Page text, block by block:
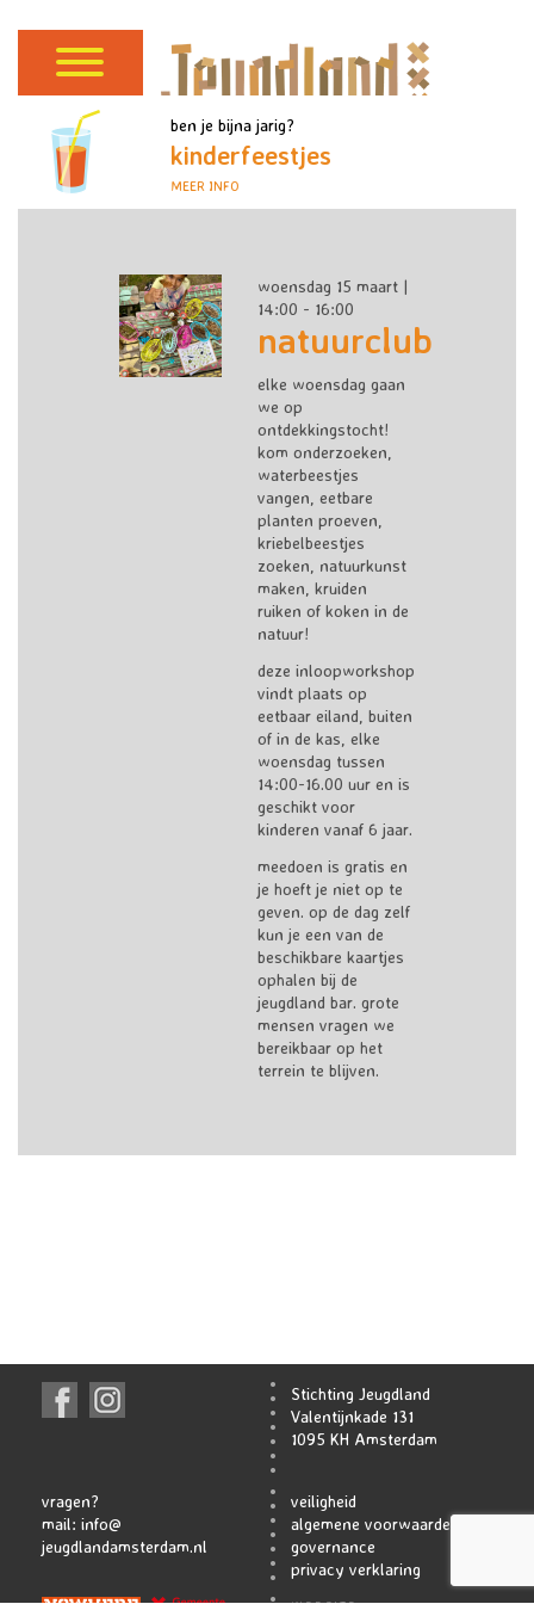
ben je bijna jarig?
kinderfeestjes
MEER INFO
woensdag 15 maart |
14:00 - 16:00
natuurclub
elke woensdag gaan
we op
ontdekkingstocht!
kom onderzoeken,
waterbeestjes
vangen, eetbare
planten proeven,
kriebelbeestjes
zoeken, natuurkunst
maken, kruiden
ruiken of koken in de
natuur!
deze inloopworkshop
vindt plaats op
eetbaar eiland, buiten
of in de kas, elke
woensdag tussen
14:00-16.00 uur en is
geschikt voor
kinderen vanaf 6 jaar.
meedoen is gratis en
je hoeft je niet op te
geven. op de dag zelf
kun je een van de
beschikbare kaartjes
ophalen bij de
jeugdland bar. grote
mensen vragen we
bereikbaar op het
terrein te blijven.
Stichting Jeugdland
Valentijnkade 131
1095 KH Amsterdam
vragen?
mail: info@
jeugdlandamsterdam.nl
veiligheid
algemene voorwaarden
governance
privacy verklaring